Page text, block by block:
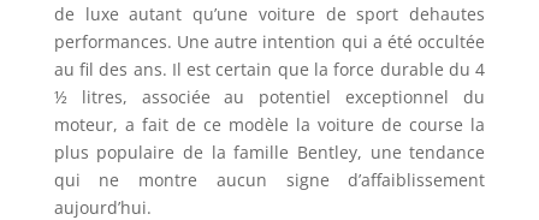
de luxe autant qu’une voiture de sport dehautes
performances. Une autre intention qui a été occultée
au fil des ans. Il est certain que la force durable du 4
½ litres, associée au potentiel exceptionnel du
moteur, a fait de ce modèle la voiture de course la
plus populaire de la famille Bentley, une tendance
qui ne montre aucun signe d’affaiblissement
aujourd’hui.